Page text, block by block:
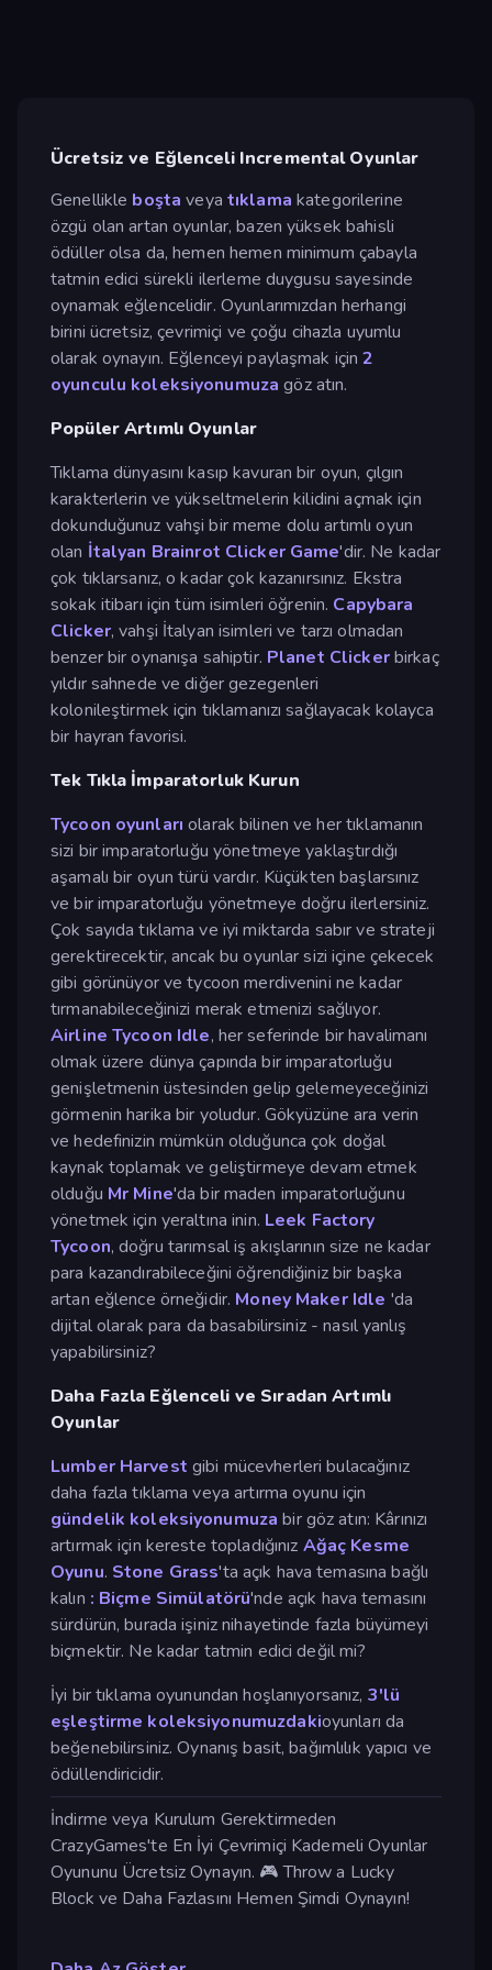
Ücretsiz ve Eğlenceli Incremental Oyunlar
Genellikle boşta veya tıklama kategorilerine
özgü olan artan oyunlar, bazen yüksek bahisli
ödüller olsa da, hemen hemen minimum çabayla
tatmin edici sürekli ilerleme duygusu sayesinde
oynamak eğlencelidir. Oyunlarımızdan herhangi
birini ücretsiz, çevrimiçi ve çoğu cihazla uyumlu
olarak oynayın. Eğlenceyi paylaşmak için2
oyunculu koleksiyonumuza göz atın.
Popüler Artımlı Oyunlar
Tıklama dünyasını kasıp kavuran bir oyun, çılgın
karakterlerin ve yükseltmelerin kilidini açmak için
dokunduğunuz vahşi bir meme dolu artımlı oyun
olan İtalyan Brainrot Clicker Game'dir. Ne kadar
çok tıklarsanız, o kadar çok kazanırsınız. Ekstra
sokak itibarı için tüm isimleri öğrenin. Capybara
Clicker, vahşi İtalyan isimleri ve tarzı olmadan
benzer bir oynanışa sahiptir. Planet Clickerbirkaç
yıldır sahnede ve diğer gezegenleri
kolonileştirmek için tıklamanızı sağlayacak kolayca
bir hayran favorisi.
Tek Tıkla İmparatorluk Kurun
Tycoon oyunları olarak bilinen ve her tıklamanın
sizi bir imparatorluğu yönetmeye yaklaştırdığı
aşamalı bir oyun türü vardır. Küçükten başlarsınız
ve bir imparatorluğu yönetmeye doğru ilerlersiniz.
Çok sayıda tıklama ve iyi miktarda sabır ve strateji
gerektirecektir, ancak bu oyunlar sizi içine çekecek
gibi görünüyor ve tycoon merdivenini ne kadar
tırmanabileceğinizi merak etmenizi sağlıyor.
Airline Tycoon Idle, her seferinde bir havalimanı
olmak üzere dünya çapında bir imparatorluğu
genişletmenin üstesinden gelip gelemeyeceğinizi
görmenin harika bir yoludur. Gökyüzüne ara verin
ve hedefinizin mümkün olduğunca çok doğal
kaynak toplamak ve geliştirmeye devam etmek
olduğu Mr Mine'da bir maden imparatorluğunu
yönetmek için yeraltına inin. Leek Factory
Tycoon, doğru tarımsal iş akışlarının size ne kadar
para kazandırabileceğini öğrendiğiniz bir başka
artan eğlence örneğidir. Money Maker Idle 'da
dijital olarak para da basabilirsiniz - nasıl yanlış
yapabilirsiniz?
Daha Fazla Eğlenceli ve Sıradan Artımlı
Oyunlar
Lumber Harvest gibi mücevherleri bulacağınız
daha fazla tıklama veya artırma oyunu için
gündelik koleksiyonumuza bir göz atın: Kârınızı
artırmak için kereste topladığınız Ağaç Kesme
Oyunu. Stone Grass'ta açık hava temasına bağlı
kalın : Biçme Simülatörü'nde açık hava temasını
sürdürün, burada işiniz nihayetinde fazla büyümeyi
biçmektir. Ne kadar tatmin edici değil mi?
İyi bir tıklama oyunundan hoşlanıyorsanız, 3'lü
eşleştirme koleksiyonumuzdakioyunları da
beğenebilirsiniz. Oynanış basit, bağımlılık yapıcı ve
ödüllendiricidir.
İndirme veya Kurulum Gerektirmeden
CrazyGames'te En İyi Çevrimiçi Kademeli Oyunlar
Oyununu Ücretsiz Oynayın. 🎮 Throw a Lucky
Block ve Daha Fazlasını Hemen Şimdi Oynayın!